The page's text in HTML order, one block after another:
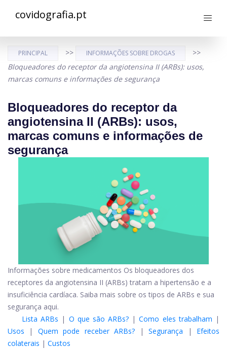
covidografia.pt
PRINCIPAL >> INFORMAÇÕES SOBRE DROGAS
>>
Bloqueadores do receptor da angiotensina II (ARBs): usos,
marcas comuns e informações de segurança
Bloqueadores do receptor da
angiotensina II (ARBs): usos,
marcas comuns e informações de
segurança
Informações sobre medicamentos Os bloqueadores dos
receptores da angiotensina II (ARBs) tratam a hipertensão e a
insuficiência cardíaca. Saiba mais sobre os tipos de ARBs e sua
segurança aqui.
Lista ARBs | O que são ARBs? |Como eles trabalham |
Usos | Quem pode receber ARBs? |Segurança | Efeitos
colaterais | Custos